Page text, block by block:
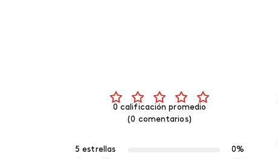
0 calificación promedio
(0 comentarios)
5 estrellas
0%